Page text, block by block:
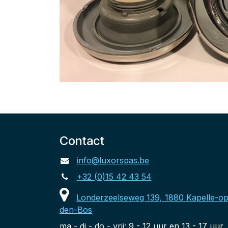
Contact
info@luxorspas.be
+32 (0)15 42 43 54
Londerzeelseweg 139, 1880 Kapelle-
den-Bos